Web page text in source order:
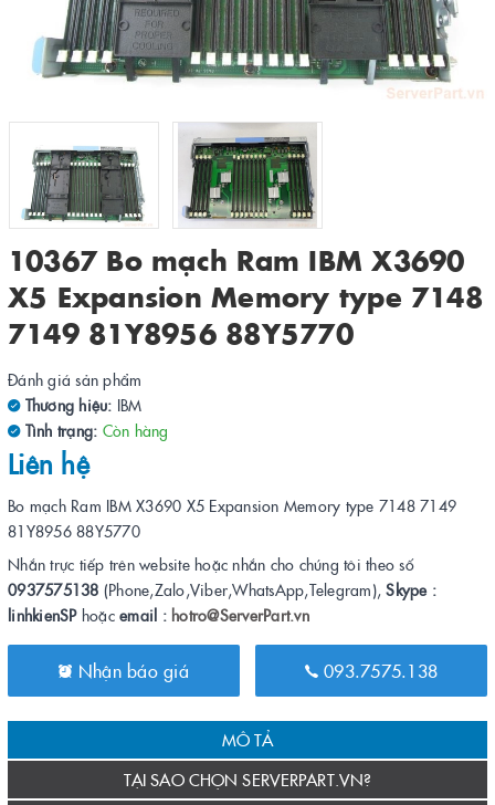
10367 Bo mạch Ram IBM X3690
X5 Expansion Memory type 7148
7149 81Y8956 88Y5770
Đánh giá sản phẩm
Thương hiệu: IBM
Tình trạng: Còn hàng
Liên hệ
Bo mạch Ram IBM X3690 X5 Expansion Memory type 7148 7149
81Y8956 88Y5770
Nhắn trực tiếp trên website hoặc nhắn cho chúng tôi theo số
0937575138 (Phone,Zalo,Viber,WhatsApp,Telegram),Skype :
linhkienSPhoặc email : hotro@ServerPart.vn
Nhận báo giá 093.7575.138
MÔ TẢ
TẠI SAO CHỌN SERVERPART.VN?